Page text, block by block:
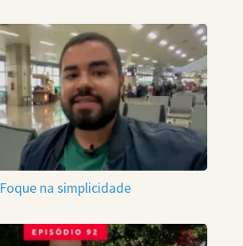
Foque na simplicidade